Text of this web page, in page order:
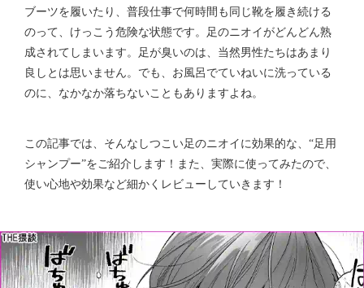
ブーツを履いたり、普段仕事で何時間も同じ靴を履き続ける
のって、けっこう危険な状態です。足のニオイがどんどん熟
成されてしまいます。足が臭いのは、当然男性たちはあまり
良しとは思いません。でも、お風呂でていねいに洗っている
のに、なかなか落ちないこともありますよね。
この記事では、そんなしつこい足のニオイに効果的な、“足用
シャンプー”をご紹介します！また、実際に使ってみたので、
使い心地や効果など細かくレビューしていきます！